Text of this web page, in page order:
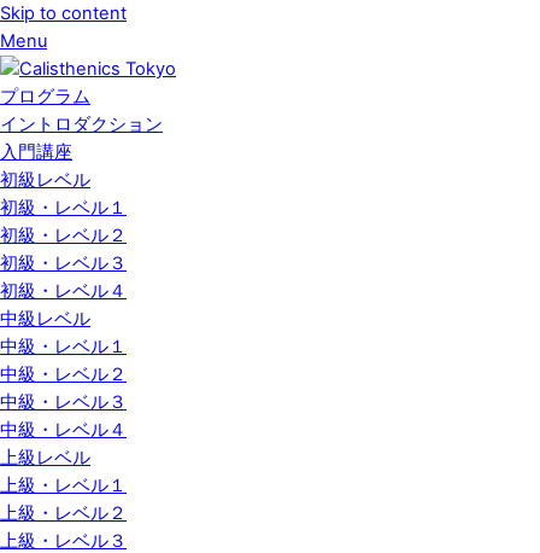
Skip to content
Menu
プログラム
イントロダクション
入門講座
初級レベル
初級・レベル１
初級・レベル２
初級・レベル３
初級・レベル４
中級レベル
中級・レベル１
中級・レベル２
中級・レベル３
中級・レベル４
上級レベル
上級・レベル１
上級・レベル２
上級・レベル３